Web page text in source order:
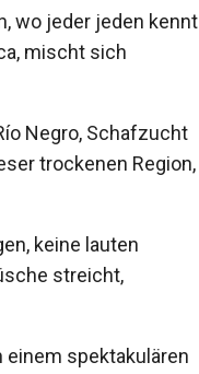
wo jeder jeden kennt
mischt sich
Negro, Schafzucht
trockenen Region,
keine lauten
streicht,
einem spektakulären